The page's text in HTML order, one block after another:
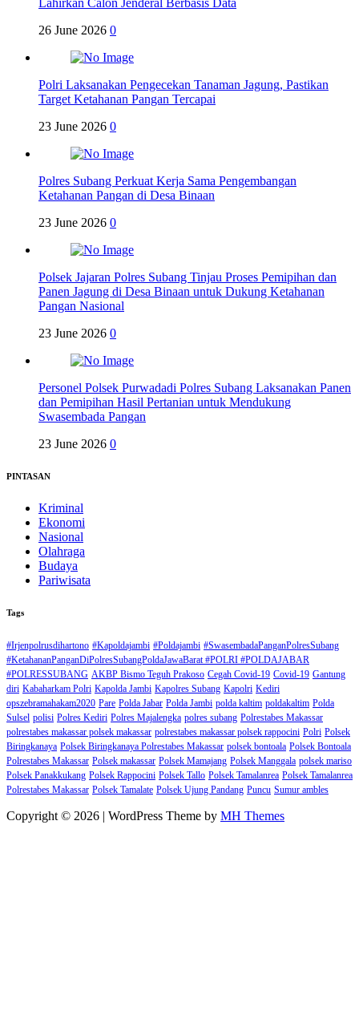
Lahirkan Calon Jenderal Berbasis Data
26 June 2026 0
Polri Laksanakan Pengecekan Tanaman Jagung, Pastikan
Target Ketahanan Pangan Tercapai
23 June 2026 0
Polres Subang Perkuat Kerja Sama Pengembangan
Ketahanan Pangan di Desa Binaan
23 June 2026 0
Polsek Jajaran Polres Subang Tinjau Proses Pemipihan dan
Panen Jagung di Desa Binaan untuk Dukung Ketahanan
Pangan Nasional
23 June 2026 0
Personel Polsek Purwadadi Polres Subang Laksanakan Panen
dan Pemipihan Hasil Pertanian untuk Mendukung
Swasembada Pangan
23 June 2026 0
PINTASAN
Kriminal
Ekonomi
Nasional
Olahraga
Budaya
Pariwisata
Tags
#Irjenpolrusdihartono #Kapoldajambi #Poldajambi #SwasembadaPanganPolresSubang
#KetahananPanganDiPolresSubangPoldaJawaBarat #POLRI #POLDAJABAR
#POLRESSUBANG AKBP Bismo Teguh Prakoso Cegah Covid-19 Covid-19 Gantung
diri Kabaharkam Polri Kapolda Jambi Kapolres Subang Kapolri Kediri
opszebramahakam2020 Pare Polda Jabar Polda Jambi polda kaltim poldakaltim Polda
Sulsel polisi Polres Kediri Polres Majalengka polres subang Polrestabes Makassar
polrestabes makassar polsek makassar polrestabes makassar polsek rappocini Polri Polsek
Biringkanaya Polsek Biringkanaya Polrestabes Makassar polsek bontoala Polsek Bontoala
Polrestabes Makassar Polsek makassar Polsek Mamajang Polsek Manggala polsek mariso
Polsek Panakkukang Polsek Rappocini Polsek Tallo Polsek Tamalanrea Polsek Tamalanrea
Polrestabes Makassar Polsek Tamalate Polsek Ujung Pandang Puncu Sumur ambles
Copyright © 2026 | WordPress Theme by MH Themes